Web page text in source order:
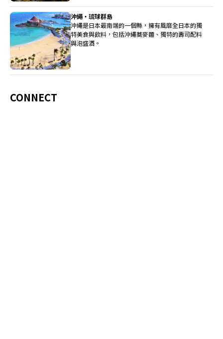
沖繩・琉球群島
沖繩是日本最南端的一個縣，擁有風靡全日本的獨
特美食與飲料，包括沖繩蕎麥麵、獨特的壽司配料
與泡盛酒。
CONNECT